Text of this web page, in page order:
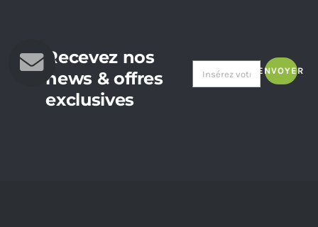
Recevez nos
news & offres
exclusives
ENVOYER